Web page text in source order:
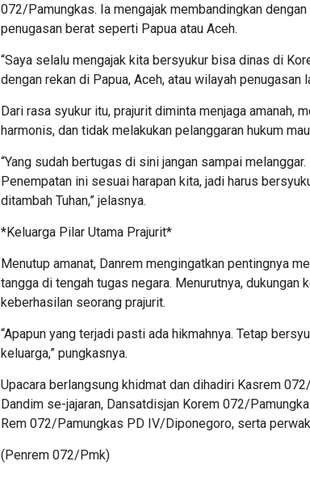
072/Pamungkas. Ia mengajak membandingkan
penugasan berat seperti Papua atau Aceh.
“Saya selalu mengajak kita bersyukur bisa dinas di
dengan rekan di Papua, Aceh, atau wilayah penugasan
Dari rasa syukur itu, prajurit diminta menjaga amanah,
harmonis, dan tidak melakukan pelanggaran hukum
“Yang sudah bertugas di sini jangan sampai
Penempatan ini sesuai harapan kita, jadi harus
ditambah Tuhan,” jelasnya.
*Keluarga Pilar Utama Prajurit*
Menutup amanat, Danrem mengingatkan pentingnya
tangga di tengah tugas negara. Menurutnya, dukungan
keberhasilan seorang prajurit.
“Apapun yang terjadi pasti ada hikmahnya. Tetap
keluarga,” pungkasnya.
Upacara berlangsung khidmat dan dihadiri Kasrem
Dandim se-jajaran, Dansatdisjan Korem 072/
Rem 072/Pamungkas PD IV/Diponegoro, serta
(Penrem 072/Pmk)